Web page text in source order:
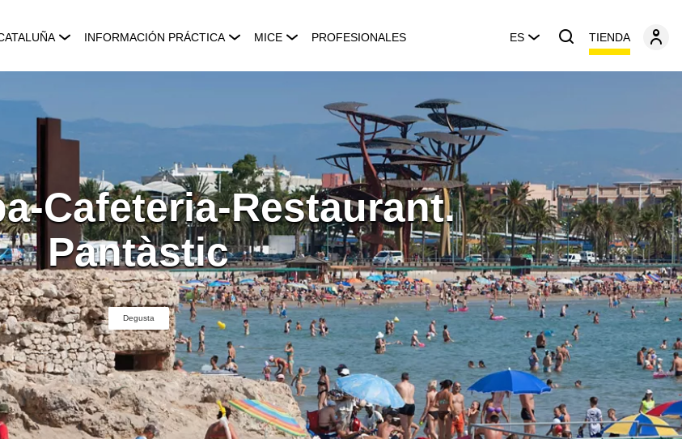
INFORMACIÓN PRÁCTICA MICE PROFESIONALES ES TIENDA
Cafeteria-Restaurant.
Pantàstic
Degusta